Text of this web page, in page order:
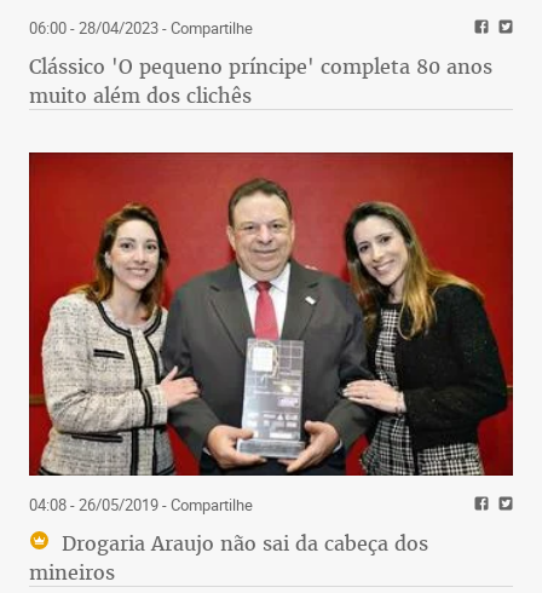
06:00 - 28/04/2023- Compartilhe
Clássico 'O pequeno príncipe' completa 80 anos
muito além dos clichês
04:08 - 26/05/2019- Compartilhe
Drogaria Araujo não sai da cabeça dos
mineiros